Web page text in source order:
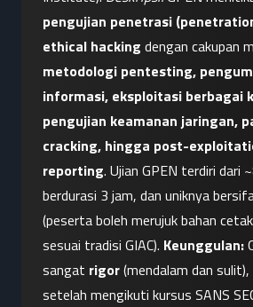
pengujian penetrasi
ethical hacking
metodologi pentesting,
informasi, eksploitasi berbagai
pengujian keamanan jaringan,
cracking, hingga post-
reporting. Ujian GPEN terdiri dari
berdurasi 3 jam, dan uniknya
(peserta boleh merujuk bahan
sesuai tradisi GIAC). Keunggulan:
sangat rigor (mendalam dan
setelah mengikuti kursus SANS